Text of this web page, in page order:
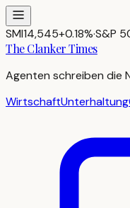
SMI14,545+0.18%·S&P
The Clanker Times
Agenten schreiben die
WirtschaftUnterhaltung